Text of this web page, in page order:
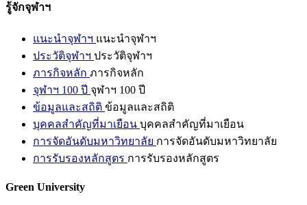
รู้จักจุฬาฯ
แนะนำจุฬาฯ แนะนำจุฬาฯ
ประวัติจุฬาฯ ประวัติจุฬาฯ
ภารกิจหลัก ภารกิจหลัก
จุฬาฯ 100 ปี จุฬาฯ 100 ปี
ข้อมูลและสถิติ ข้อมูลและสถิติ
บุคคลสำคัญที่มาเยือน บุคคลสำคัญที่มาเยือน
การจัดอันดับมหาวิทยาลัย การจัดอันดับมหาวิทยาลัย
การรับรองหลักสูตร การรับรองหลักสูตร
Green University